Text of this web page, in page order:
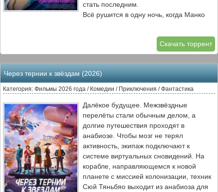
стать последним.
Всё рушится в одну ночь, когда Манко
ограбления. Преступники похищают
деньги, которые он отмывал для
картеля. Теперь он должен не только
вернуть их, но и доказать своим врагам,
что с ним лучше не связываться. В этой
игре на выживание Манко вынужден
идти на отчаянные шаги, чтобы
защитить свою семью и сохранить свой
бизнес. Но сможет ли он перехитрить
тех, кто уже держит его на прицеле?
Скачать торрент
Через тернии к звёздам (2026)
Категория: Фильмы 2026 года / Комедии / Приключения / Фантастика
Далёкое будущее. Межзвёздные
перелёты стали обычным делом, а
долгие путешествия проходят в
анабиозе. Чтобы мозг не терял
активность, экипаж подключают к
системе виртуальных сновидений. На
корабле, направляющемся к новой
планете с миссией колонизации, техник
Сюй Тяньбяо выходит из анабиоза для